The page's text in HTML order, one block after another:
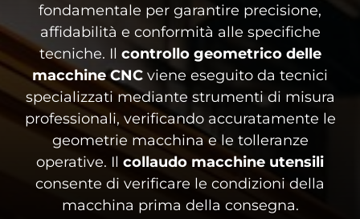
fondamentale per garantire precisione,
affidabilità e conformità alle specifiche
tecniche. Il controllo geometrico delle
macchine CNC viene eseguito da tecnici
specializzati mediante strumenti di misura
professionali, verificando accuratamente le
geometrie macchina e le tolleranze
operative. Il collaudo macchine utensili
consente di verificare le condizioni della
macchina prima della consegna.